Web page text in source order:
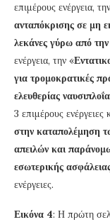
επιμέρους ενέργεια,
ανταπόκρισης σε μη
λεκάνες γύρω από
ενέργεια, την «
για τρομοκρατικές
ελευθερίας
3 επιμέρους ενέργειες
στην καταπολέμηση
απειλών και
εσωτερικής
ενέργειες.
Εικόνα 4: Η πρώτη